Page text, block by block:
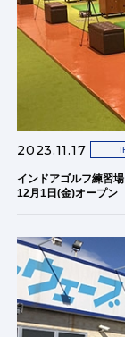
2023.11.17
インドアゴルフ練習
12月1日(金)オープン